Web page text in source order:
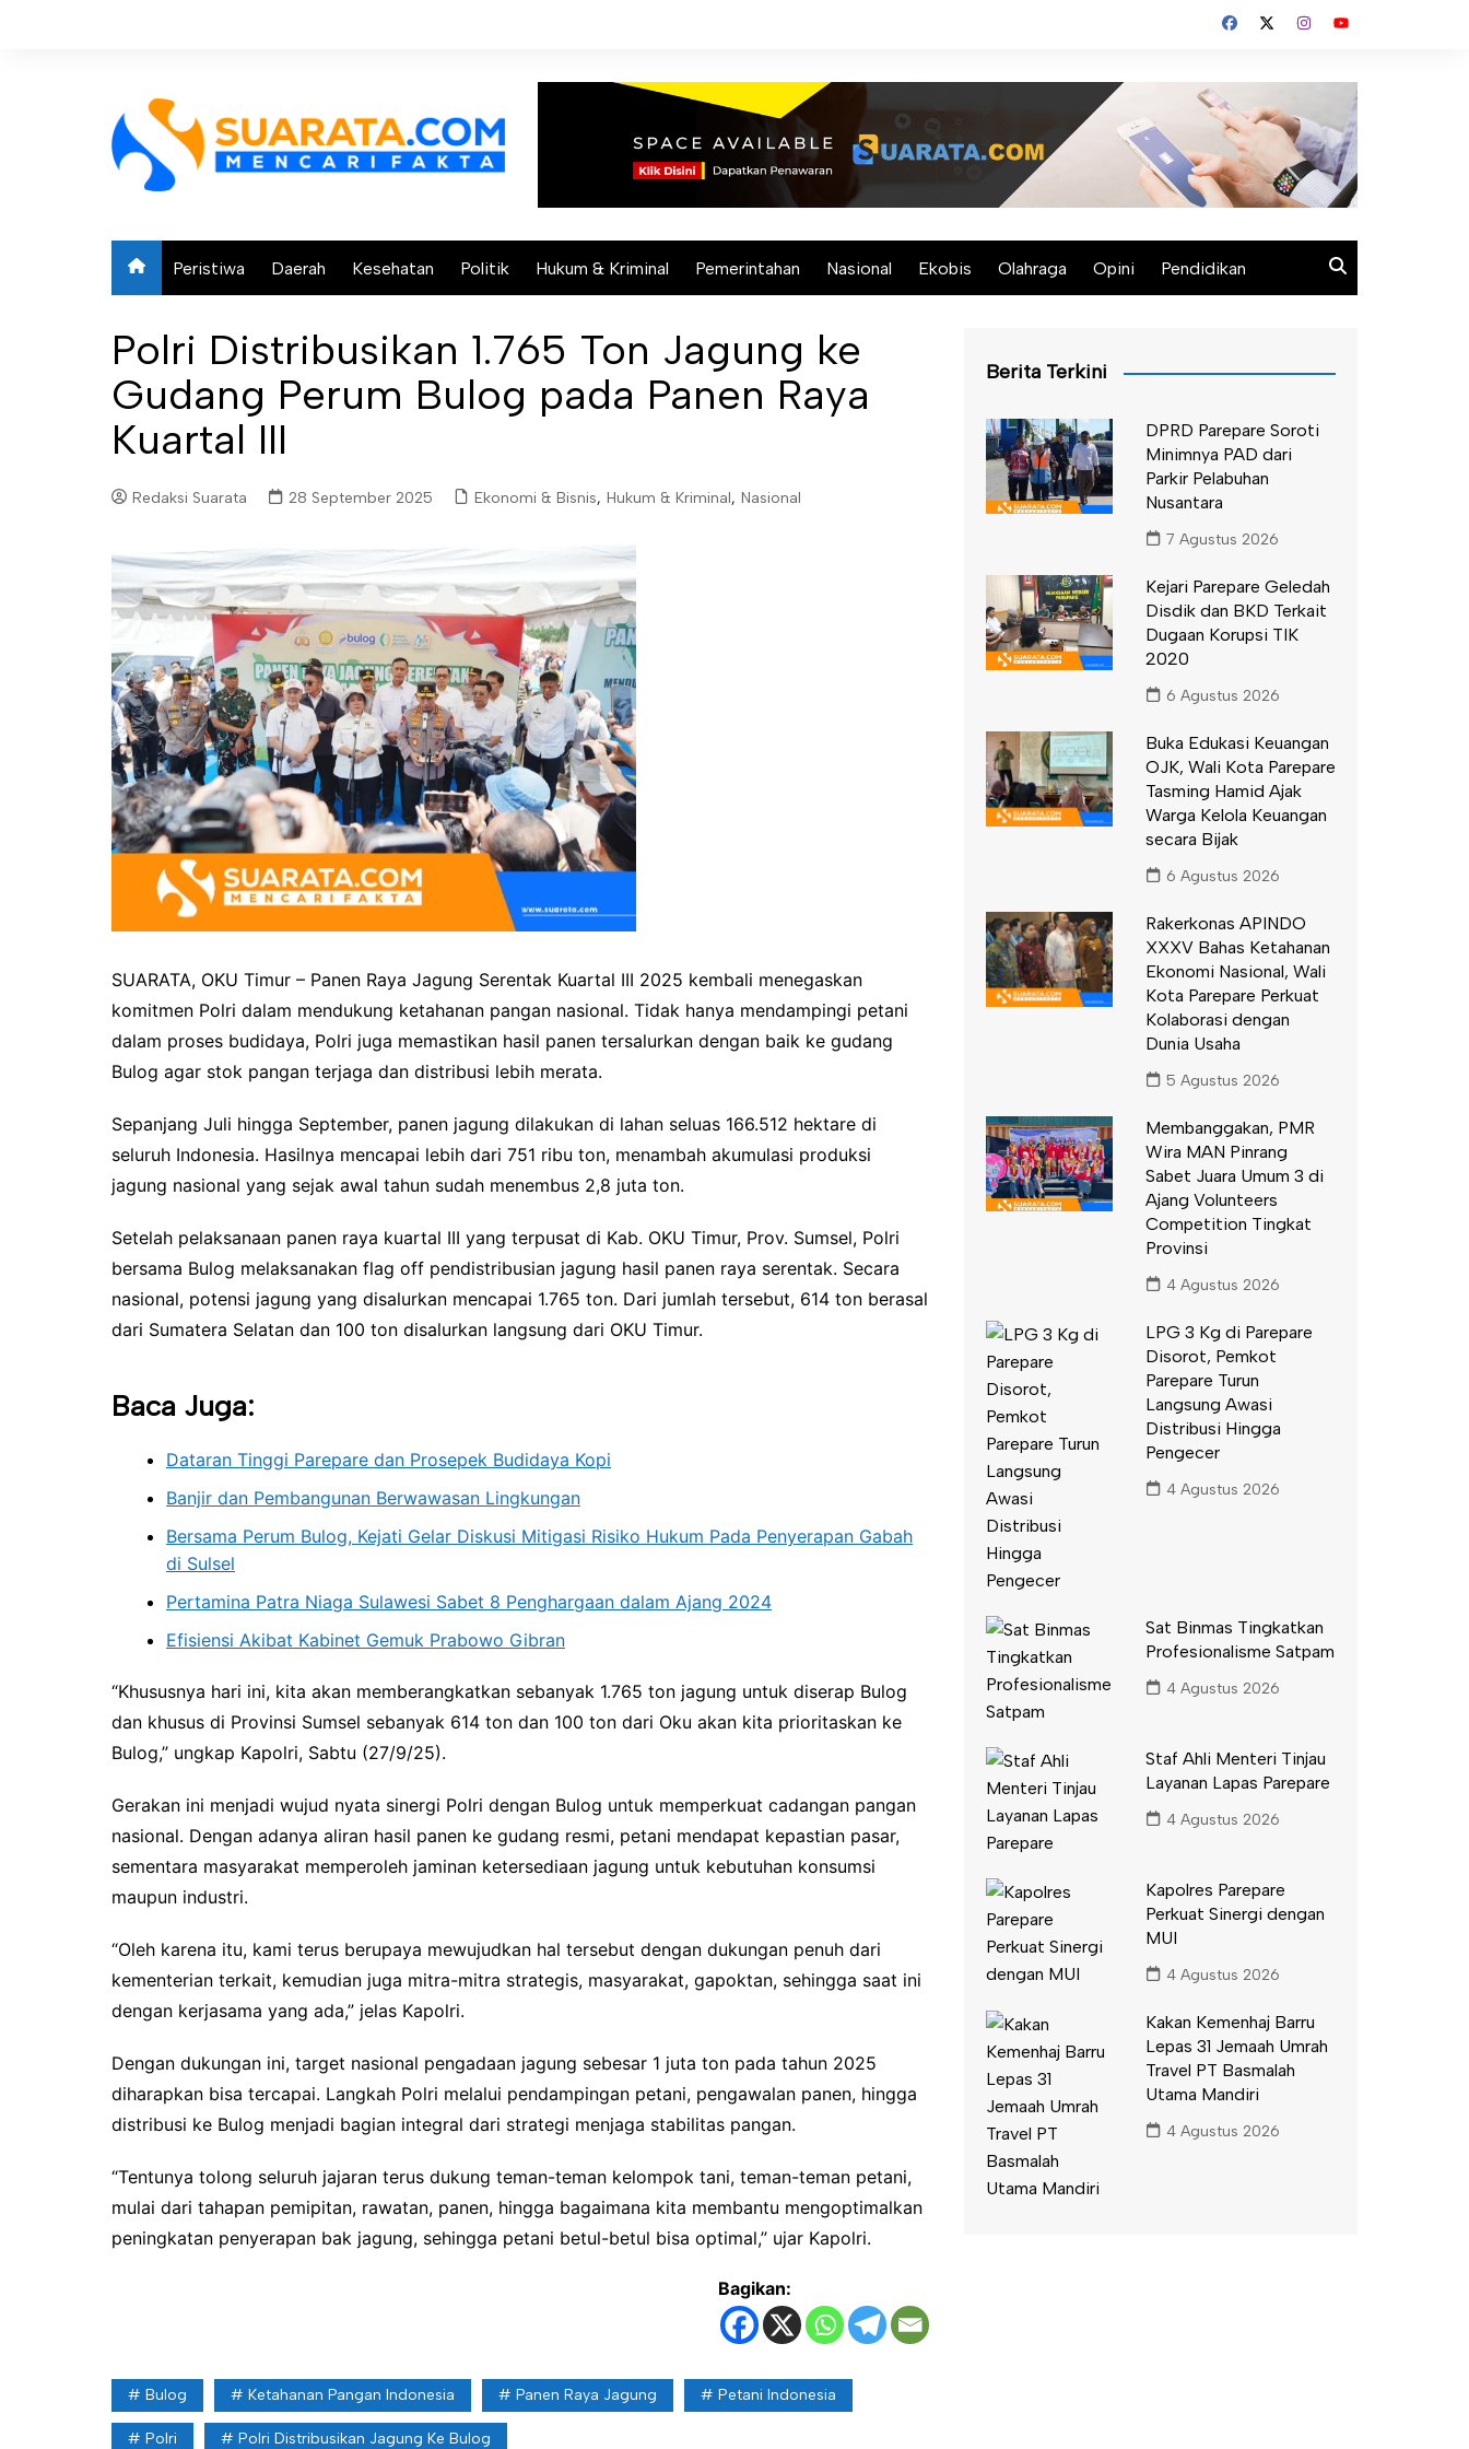
Peristiwa Daerah Kesehatan Politik Hukum & Kriminal Pemerintahan Nasional Ekobis Olahraga Opini Pendidikan
Polri Distribusikan 1.765 Ton Jagung ke
Gudang Perum Bulog pada Panen Raya
Kuartal III
Redaksi Suarata 28 September 2025 Ekonomi & Bisnis, Hukum & Kriminal, Nasional
SUARATA, OKU Timur – Panen Raya Jagung Serentak Kuartal III 2025 kembali menegaskan
komitmen Polri dalam mendukung ketahanan pangan nasional. Tidak hanya mendampingi petani
dalam proses budidaya, Polri juga memastikan hasil panen tersalurkan dengan baik ke gudang
Bulog agar stok pangan terjaga dan distribusi lebih merata.
Sepanjang Juli hingga September, panen jagung dilakukan di lahan seluas 166.512 hektare di
seluruh Indonesia. Hasilnya mencapai lebih dari 751 ribu ton, menambah akumulasi produksi
jagung nasional yang sejak awal tahun sudah menembus 2,8 juta ton.
Setelah pelaksanaan panen raya kuartal III yang terpusat di Kab. OKU Timur, Prov. Sumsel, Polri
bersama Bulog melaksanakan flag off pendistribusian jagung hasil panen raya serentak. Secara
nasional, potensi jagung yang disalurkan mencapai 1.765 ton. Dari jumlah tersebut, 614 ton berasal
dari Sumatera Selatan dan 100 ton disalurkan langsung dari OKU Timur.
Baca Juga:
Dataran Tinggi Parepare dan Prosepek Budidaya Kopi
Banjir dan Pembangunan Berwawasan Lingkungan
Bersama Perum Bulog, Kejati Gelar Diskusi Mitigasi Risiko Hukum Pada Penyerapan Gabah
di Sulsel
Pertamina Patra Niaga Sulawesi Sabet 8 Penghargaan dalam Ajang 2024
Efisiensi Akibat Kabinet Gemuk Prabowo Gibran
“Khususnya hari ini, kita akan memberangkatkan sebanyak 1.765 ton jagung untuk diserap Bulog
dan khusus di Provinsi Sumsel sebanyak 614 ton dan 100 ton dari Oku akan kita prioritaskan ke
Bulog,” ungkap Kapolri, Sabtu (27/9/25).
Gerakan ini menjadi wujud nyata sinergi Polri dengan Bulog untuk memperkuat cadangan pangan
nasional. Dengan adanya aliran hasil panen ke gudang resmi, petani mendapat kepastian pasar,
sementara masyarakat memperoleh jaminan ketersediaan jagung untuk kebutuhan konsumsi
maupun industri.
“Oleh karena itu, kami terus berupaya mewujudkan hal tersebut dengan dukungan penuh dari
kementerian terkait, kemudian juga mitra-mitra strategis, masyarakat, gapoktan, sehingga saat ini
dengan kerjasama yang ada,” jelas Kapolri.
Dengan dukungan ini, target nasional pengadaan jagung sebesar 1 juta ton pada tahun 2025
diharapkan bisa tercapai. Langkah Polri melalui pendampingan petani, pengawalan panen, hingga
distribusi ke Bulog menjadi bagian integral dari strategi menjaga stabilitas pangan.
“Tentunya tolong seluruh jajaran terus dukung teman-teman kelompok tani, teman-teman petani,
mulai dari tahapan pemipitan, rawatan, panen, hingga bagaimana kita membantu mengoptimalkan
peningkatan penyerapan bak jagung, sehingga petani betul-betul bisa optimal,” ujar Kapolri.
Bagikan:
Bulog Ketahanan Pangan Indonesia Panen Raya Jagung Petani Indonesia
Polri Polri Distribusikan Jagung Ke Bulog
Berita Terkini
DPRD Parepare Soroti
Minimnya PAD dari
Parkir Pelabuhan
Nusantara
7 Agustus 2026
Kejari Parepare Geledah
Disdik dan BKD Terkait
Dugaan Korupsi TIK
2020
6 Agustus 2026
Buka Edukasi Keuangan
OJK, Wali Kota Parepare
Tasming Hamid Ajak
Warga Kelola Keuangan
secara Bijak
6 Agustus 2026
Rakerkonas APINDO
XXXV Bahas Ketahanan
Ekonomi Nasional, Wali
Kota Parepare Perkuat
Kolaborasi dengan
Dunia Usaha
5 Agustus 2026
Membanggakan, PMR
Wira MAN Pinrang
Sabet Juara Umum 3 di
Ajang Volunteers
Competition Tingkat
Provinsi
4 Agustus 2026
LPG 3 Kg di Parepare
Disorot, Pemkot
Parepare Turun
Langsung Awasi
Distribusi Hingga
Pengecer
4 Agustus 2026
Sat Binmas Tingkatkan
Profesionalisme Satpam
4 Agustus 2026
Staf Ahli Menteri Tinjau
Layanan Lapas Parepare
4 Agustus 2026
Kapolres Parepare
Perkuat Sinergi dengan
MUI
4 Agustus 2026
Kakan Kemenhaj Barru
Lepas 31 Jemaah Umrah
Travel PT Basmalah
Utama Mandiri
4 Agustus 2026